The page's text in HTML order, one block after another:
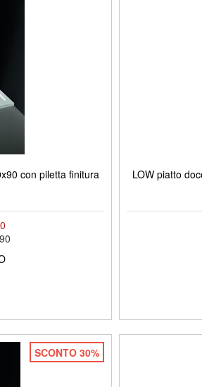
con piletta finitura
LOW piatto
SCONTO 30%